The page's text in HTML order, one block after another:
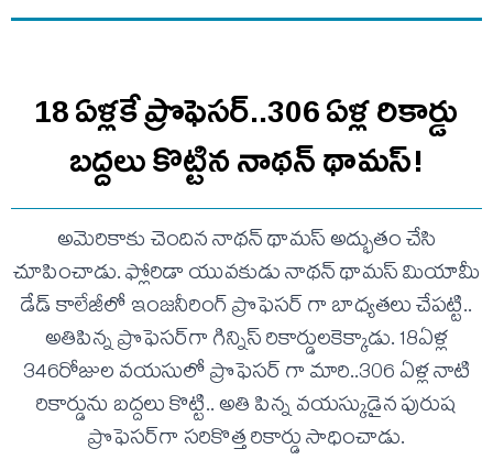
18 ఏళ్లకే ప్రొఫెసర్‌..306 ఏళ్ల రికార్డు
బద్దలు కొట్టిన నాథన్ థామస్!
అమెరికాకు చెందిన నాథన్ థామస్ అద్భుతం చేసి
చూపించాడు. ఫ్లోరిడా యువకుడు నాథన్ థామస్ మియామీ
డేడ్ కాలేజీలో ఇంజనీరింగ్ ప్రొఫెసర్ గా బాధ్యతలు చేపట్టి..
అతిపిన్న ప్రొఫెసర్‌గా గిన్నిస్‌ రికార్డులకెక్కాడు. 18ఏళ్ల
346రోజుల వయసులో ప్రొఫెసర్ గా మారి..306 ఏళ్ల నాటి
రికార్డును బద్దలు కొట్టి.. అతి పిన్న వయస్కుడైన పురుష
ప్రొఫెసర్‌గా సరికొత్త రికార్డు సాధించాడు.